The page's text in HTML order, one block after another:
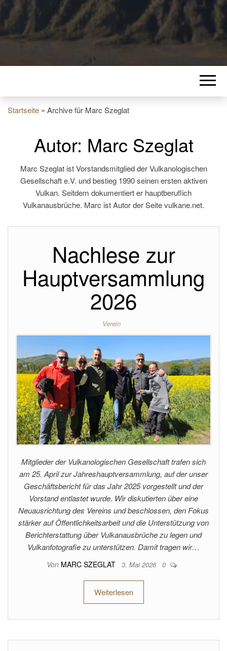
Startseite » Archive für Marc Szeglat
Autor: Marc Szeglat
Marc Szeglat ist Vorstandsmitglied der Vulkanologischen
Gesellschaft e.V. und bestieg 1990 seinen ersten aktiven
Vulkan. Seitdem dokumentiert er hauptberuflich
Vulkanausbrüche. Marc ist Autor der Seite vulkane.net.
Nachlese zur
Hauptversammlung
2026
Verein
Mitglieder der Vulkanologischen Gesellschaft trafen sich
am 25. April zur Jahreshauptversammlung, auf der unser
Geschäftsbericht für das Jahr 2025 vorgestellt und der
Vorstand entlastet wurde. Wir diskutierten über eine
Neuausrichtung des Vereins und beschlossen, den Fokus
stärker auf Öffentlichkeitsarbeit und die Unterstützung von
Berichterstattung über Vulkanausbrüche zu legen und
Vulkanfotografie zu unterstützen. Damit tragen wir…
Von MARC SZEGLAT 3. Mai 2026 0
Weiterlesen